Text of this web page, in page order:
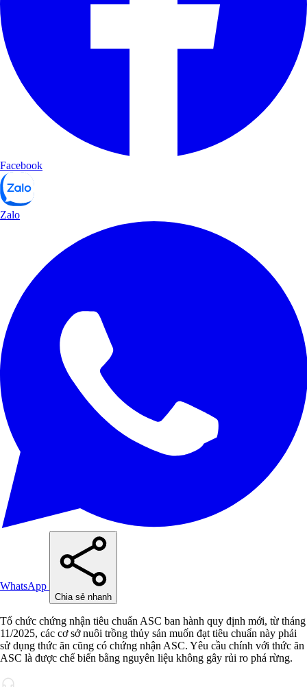
Facebook
Zalo
WhatsApp
Chia sẻ nhanh
Tổ chức chứng nhận tiêu chuẩn ASC ban hành quy định mới, từ tháng
11/2025, các cơ sở nuôi trồng thủy sản muốn đạt tiêu chuẩn này phải
sử dụng thức ăn cũng có chứng nhận ASC. Yêu cầu chính với thức ăn
ASC là được chế biến bằng nguyên liệu không gây rủi ro phá rừng.